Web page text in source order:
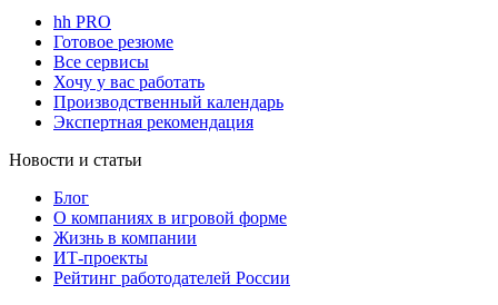
hh PRO
Готовое резюме
Все сервисы
Хочу у вас работать
Производственный календарь
Экспертная рекомендация
Новости и статьи
Блог
О компаниях в игровой форме
Жизнь в компании
ИТ-проекты
Рейтинг работодателей России